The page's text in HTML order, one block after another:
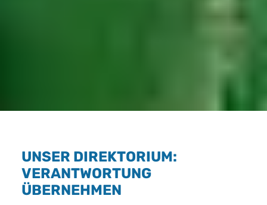
UNSER DIREKTORIUM:
VERANTWORTUNG
ÜBERNEHMEN